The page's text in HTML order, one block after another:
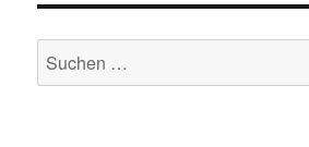
Suchen
nach: